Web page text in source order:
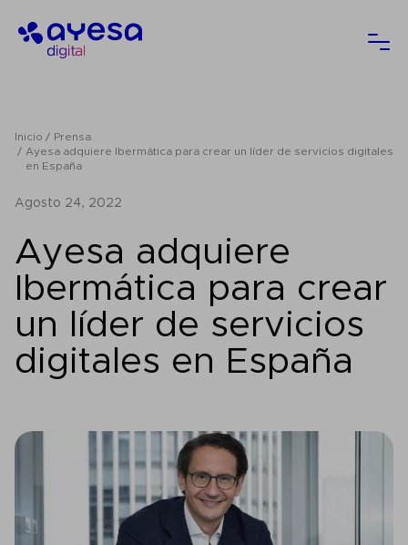
Ayesa
Inicio
Prensa
Ayesa adquiere Ibermática para crear un líder de servicios digitales
en España
agosto 24, 2022
Ayesa adquiere
Ibermática para crear
un líder de servicios
digitales en España